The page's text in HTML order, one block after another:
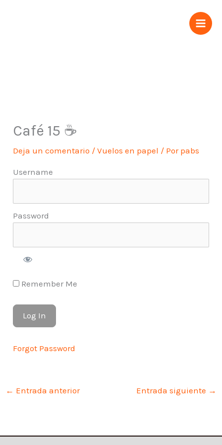
Café 15 ☕️
Deja un comentario /Vuelos en papel / Por pabs
Username
Password
Remember Me
Forgot Password
← Entrada anterior Entrada siguiente →